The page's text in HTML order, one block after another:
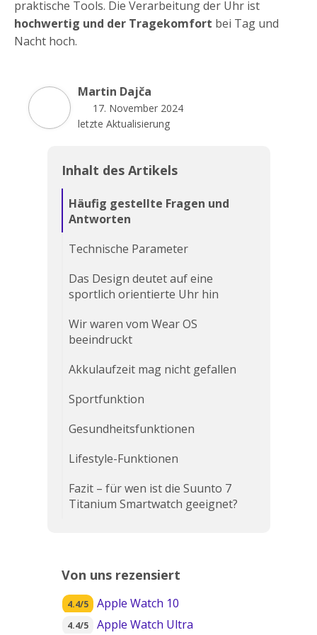
praktische Tools. Die Verarbeitung der Uhr ist
hochwertig und der Tragekomfort bei Tag und
Nacht hoch.
Martin Dajča
17. November 2024
letzte Aktualisierung
Inhalt des Artikels
Häufig gestellte Fragen und
Antworten
Technische Parameter
Das Design deutet auf eine
sportlich orientierte Uhr hin
Wir waren vom Wear OS
beeindruckt
Akkulaufzeit mag nicht gefallen
Sportfunktion
Gesundheitsfunktionen
Lifestyle-Funktionen
Fazit – für wen ist die Suunto 7
Titanium Smartwatch geeignet?
Von uns rezensiert
4.4/5 Apple Watch 10
4.4/5 Apple Watch Ultra